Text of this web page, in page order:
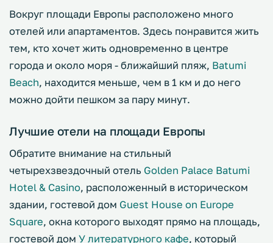
Вокруг площади Европы расположено много
отелей или апартаментов. Здесь понравится жить
тем, кто хочет жить одновременно в центре
города и около моря - ближайший пляж, Batumi
Beach, находится меньше, чем в 1 км и до него
можно дойти пешком за пару минут.
Лучшие отели на площади Европы
Обратите внимание на стильный
четырехзвездочный отель Golden Palace Batumi
Hotel & Casino, расположенный в историческом
здании, гостевой дом Guest House on Europe
Square, окна которого выходят прямо на площадь,
гостевой дом У литературного кафе, который